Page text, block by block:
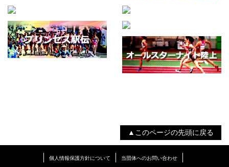
▲このページの先頭に戻る
個人情報保護方針について 当団体へのお問い合わせ